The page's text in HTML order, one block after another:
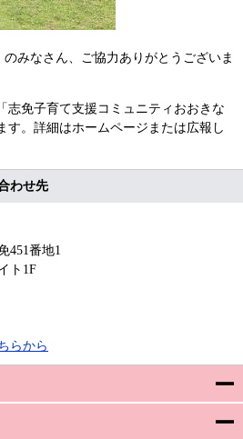
のみなさん、ご協力ありがとうございま
志免子育て支援コミュニティおおきな
す。詳細はホームページまたは広報し
わせ先
451番地1
ト1F
らから